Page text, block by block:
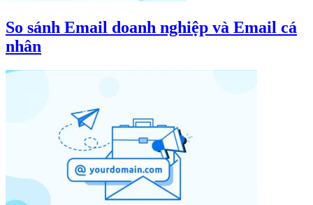
So sánh Email doanh nghiệp và Email cá
nhân